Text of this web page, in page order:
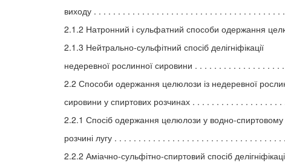
виходу . . . . . . . . . . . . . . . . . . . . . . . . . . . . . . . . . . . . . . .
2.1.2 Натронний і сульфатний способи одержання
2.1.3 Нейтрально-сульфітний спосіб делігніфікації
недеревної рослинної сировини . . . . . . . . . . . . . . . . . . .
2.2 Способи одержання целюлози із недеревної
сировини у спиртових розчинах . . . . . . . . . . . . . . . . . . .
2.2.1 Спосіб одержання целюлози у водно-спиртовому
розчині лугу . . . . . . . . . . . . . . . . . . . . . . . . . . . . . . . . . . . .
2.2.2 Аміачно-сульфітно-спиртовий спосіб